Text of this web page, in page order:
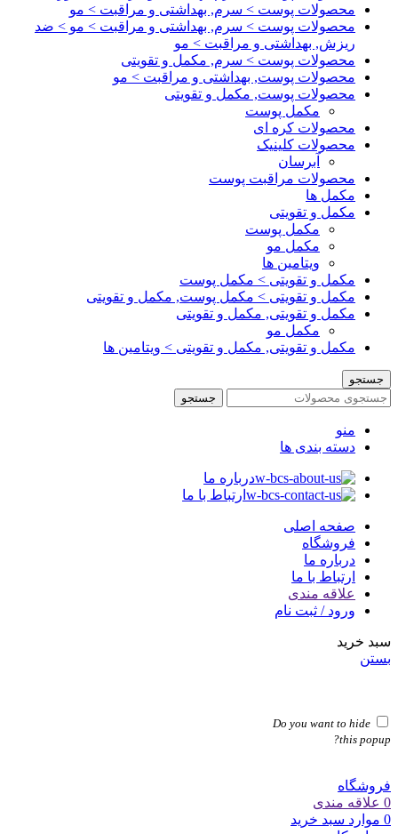
محصولات پوست > سرم, بهداشتی و مراقبت > مو
محصولات پوست > سرم, بهداشتی و مراقبت > مو > ضد
ریزش, بهداشتی و مراقبت > مو
محصولات پوست > سرم, مکمل و تقویتی
محصولات پوست, بهداشتی و مراقبت > مو
محصولات پوست, مکمل و تقویتی
مکمل پوست
محصولات کره ای
محصولات کلینیک
آبرسان
محصولات مراقبت پوست
مکمل ها
مکمل و تقویتی
مکمل پوست
مکمل مو
ویتامین ها
مکمل و تقویتی > مکمل پوست
مکمل و تقویتی > مکمل پوست, مکمل و تقویتی
مکمل و تقویتی, مکمل و تقویتی
مکمل مو
مکمل و تقویتی, مکمل و تقویتی > ویتامین ها
جستجو
جستجو
منو
دسته بندی ها
درباره ما
ارتباط با ما
صفحه اصلی
فروشگاه
درباره ما
ارتباط با ما
علاقه مندی
ورود / ثبت نام
سبد خرید
بستن
Do you want to hide
this popup?
فروشگاه
0 علاقه مندی
0 موارد سبد خرید